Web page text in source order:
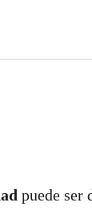
puede ser